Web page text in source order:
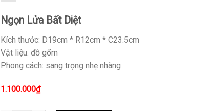
Ngọn Lửa Bất Diệt
Kích thước: D19cm * R12cm * C23.5cm
Vật liệu: đồ gốm
Phong cách: sang trọng nhẹ nhàng
1.100.000₫